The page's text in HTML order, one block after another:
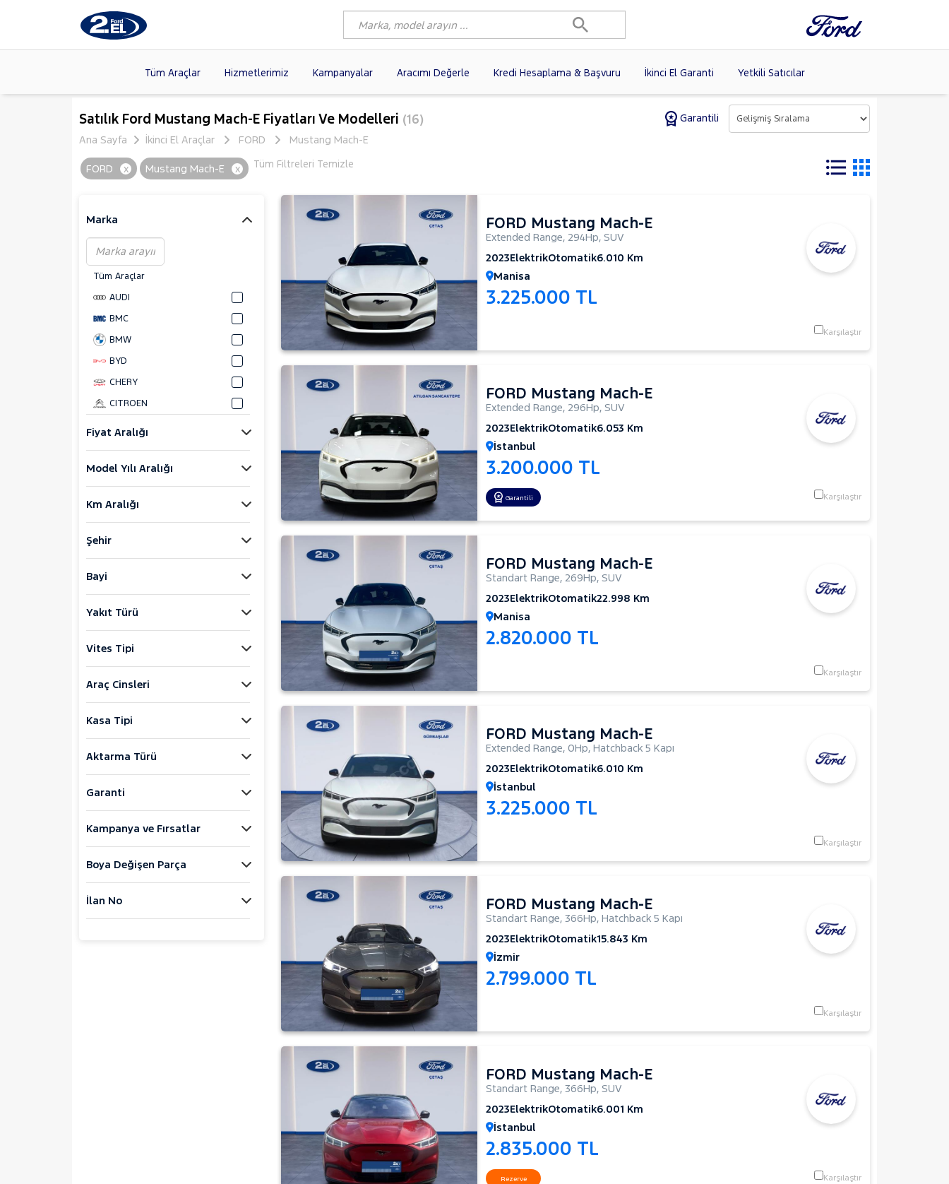
Tüm Araçlar Hizmetlerimiz Kampanyalar Aracımı Değerle Kredi Hesaplama & Başvuru İkinci El Garanti Yetkili Satıcılar
Markalar >
Modeller >
Kasalar >
FORD(889) FIAT
VOLKSWAGEN(58)
CITROEN (21)
SKODA
Satılık Ford Mustang Mach-E Fiyatları Ve Modelleri (16)
Garantili
Ana Sayfa
İkinci El Araçlar FORD Mustang Mach-E
Tüm Filtreleri Temizle
FORD x Mustang Mach-E x
Marka
Tüm Araçlar
AUDI
BMC
BMW
BYD
CHERY
CITROEN
DAIHATSU
FIAT
FORD
E-Tourneo Courier
E-Transit
FIESTA
FOCUS
KUGA
MONDEO
Mustang Mach-E
Puma-E
RANGER
RANGER RAPTOR
Fiyat Aralığı
Model Yılı Aralığı
Km Aralığı
Şehir
Bayi
Yakıt Türü
Vites Tipi
Araç Cinsleri
Kasa Tipi
Aktarma Türü
Garanti
Kampanya ve Fırsatlar
Boya Değişen Parça
İlan No
FORD Mustang Mach-E
Extended Range, 294Hp, SUV
2023ElektrikOtomatik6.010 Km
Manisa
3.225.000 TL
Karşılaştır
FORD Mustang Mach-E
Extended Range, 296Hp, SUV
2023ElektrikOtomatik6.053 Km
İstanbul
3.200.000 TL
Garantili Karşılaştır
FORD Mustang Mach-E
Standart Range, 269Hp, SUV
2023ElektrikOtomatik22.998 Km
Manisa
2.820.000 TL
Karşılaştır
FORD Mustang Mach-E
Extended Range, 0Hp, Hatchback 5 Kapı
2023ElektrikOtomatik6.010 Km
İstanbul
3.225.000 TL
Karşılaştır
FORD Mustang Mach-E
Standart Range, 366Hp, Hatchback 5 Kapı
2023ElektrikOtomatik15.843 Km
İzmir
2.799.000 TL
Karşılaştır
FORD Mustang Mach-E
Standart Range, 366Hp, SUV
2023ElektrikOtomatik6.001 Km
İstanbul
2.835.000 TL
Rezerve Karşılaştır